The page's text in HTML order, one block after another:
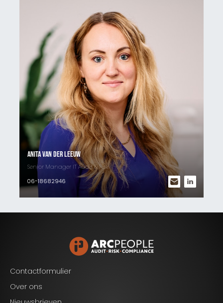
Anita van der Leeuw
Senior Manager IT Audit & Risk
06-18682946
Contactformulier
Over ons